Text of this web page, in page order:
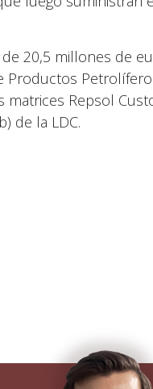
20,5 millones de
Repsol
de la LDC.